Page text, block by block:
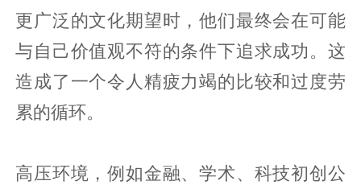
更广泛的文化期望时，他们最终会在可能
与自己价值观不符的条件下追求成功。这
造成了一个令人精疲力竭的比较和过度劳
累的循环。
高压环境，例如金融、学术、科技初创公